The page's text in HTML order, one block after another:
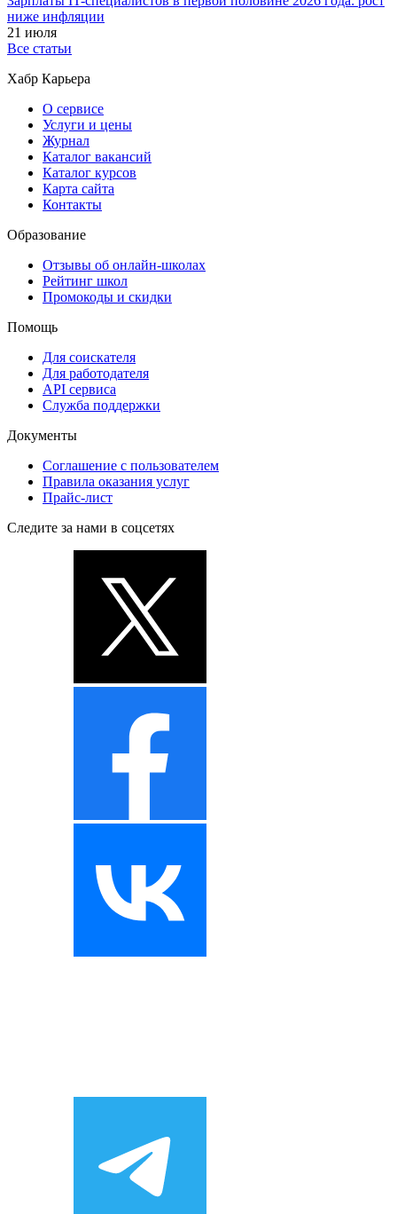
ниже инфляции
21 июля
Все статьи
Хабр Карьера
О сервисе
Услуги и цены
Журнал
Каталог вакансий
Каталог курсов
Карта сайта
Контакты
Образование
Отзывы об онлайн-школах
Рейтинг школ
Промокоды и скидки
Помощь
Для соискателя
Для работодателя
API сервиса
Служба поддержки
Документы
Соглашение с пользователем
Правила оказания услуг
Прайс-лист
Следите за нами в соцсетях